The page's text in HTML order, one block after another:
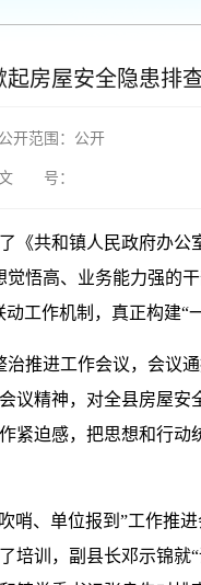
起房屋安全隐患排
公开范围：公开
号：
《共和镇人民政府办
悟高、业务能力强的
工作机制，真正构建“
推进工作会议，会议
议精神，对全县房屋
紧迫感，把思想和行
哨、单位报到”工作推
培训，副县长邓示锦